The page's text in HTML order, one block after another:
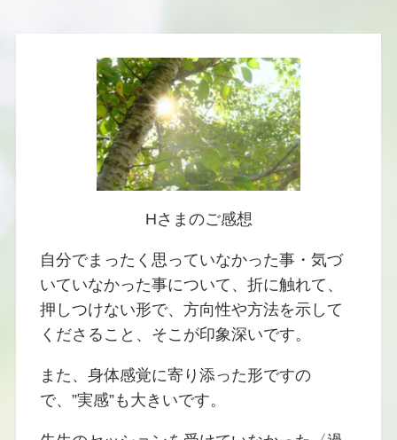
Hさまのご感想
自分でまったく思っていなかった事・気づ
いていなかった事について、折に触れて、
押しつけない形で、方向性や方法を示して
くださること、そこが印象深いです。
また、身体感覚に寄り添った形ですの
で、”実感”も大きいです。